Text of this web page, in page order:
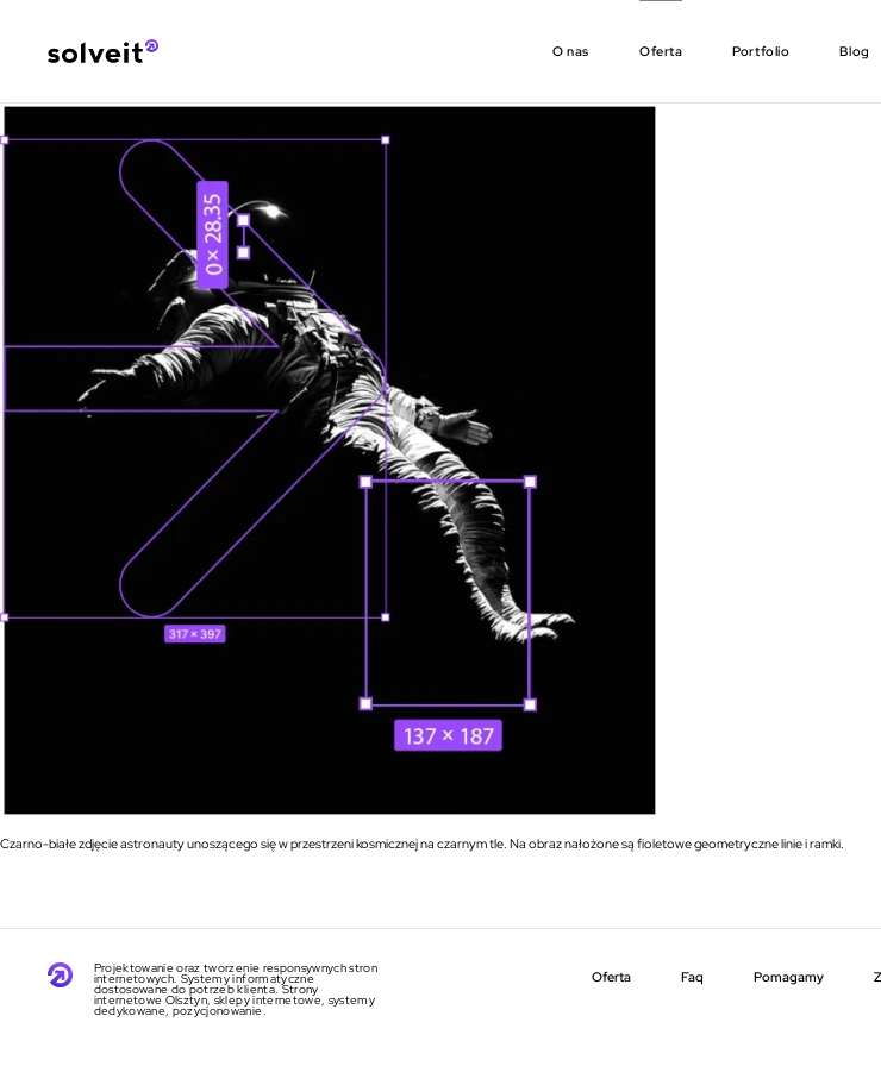
O nas Oferta Portfolio Blog
Czarno-białe zdjęcie astronauty unoszącego się w przestrzeni kosmicznej na czarnym tle. Na obraz nałożone są fioletowe geometryczne linie i ramki.
Projektowanie oraz tworzenie responsywnych stron
internetowych. Systemy informatyczne
dostosowane do potrzeb klienta. Strony
internetowe Olsztyn, sklepy internetowe, systemy
dedykowane, pozycjonowanie.
Oferta faq pomagamy